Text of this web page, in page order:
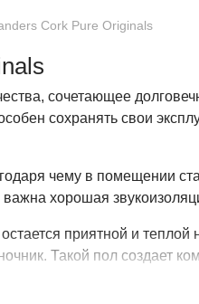
Cork Pure Originals
сочетающее
сохранять свои
чему в помещении
хорошая
приятной и теплой
Такой пол создает